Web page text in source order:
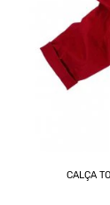
CALÇA